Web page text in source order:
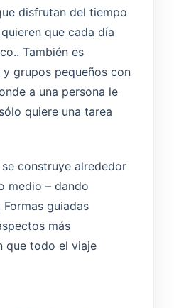
disfrutan del tiempo
que cada día
También es
grupos pequeños con
a una persona le
quiere una tarea
construye alrededor
medio – dando
guiadas
más
que todo el viaje